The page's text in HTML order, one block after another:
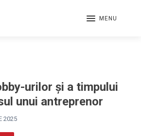
MENU
urilor și a timpului
unui antreprenor
2025